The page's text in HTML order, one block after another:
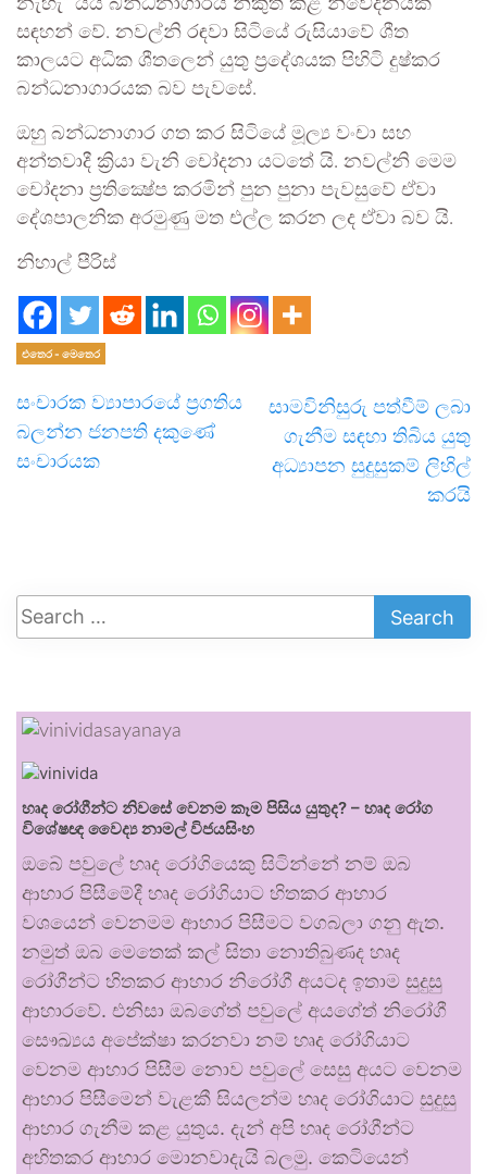
නැහැ” යයි බන්ධනාගාරය නිකුත් කළ නිවේදනයක
සඳහන් වේ. නවල්නි රඳවා සිටියේ රුසියාවේ ශීත
කාලයට අධික ශීතලෙන් යුතු ප්‍රදේශයක පිහිටි දුෂ්කර
බන්ධනාගාරයක බව පැවසේ.
ඔහු බන්ධනාගාර ගත කර සිටියේ මූල්‍ය වංචා සහ
අන්තවාදී ක්‍රියා වැනි චෝදනා යටතේ යි. නවල්නි මෙම
චෝදනා ප්‍රතික්‍ෂේප කරමින් පුන පුනා පැවසුවේ ඒවා
දේශපාලනික අරමුණු මත එල්ල කරන ලද ඒවා බව යි.
නිහාල් පීරිස්
එතෙර - මෙතෙර
සංචාරක ව්‍යාපාරයේ ප්‍රගතිය
බලන්න ජනපති දකුණේ
සංචාරයක
සාමවිනිසුරු පත්වීම් ලබා
ගැනීම සඳහා තිබිය යුතු
අධ්‍යාපන සුදුසුකම් ලිහිල්
කරයි
හෘද රෝගීන්ට නිවසේ වෙනම කෑම පිසිය යුතුද? – හෘද රෝග
විශේෂඥ වෛද්‍ය නාමල් විජයසිංහ
ඔබේ පවුලේ හෘද රෝගියෙකු සිටින්නේ නම් ඔබ
ආහාර පිසීමේදී හෘද රෝගියාට හිතකර ආහාර
වශයෙන් වෙනමම ආහාර පිසීමට වගබලා ගනු ඇත.
නමුත් ඔබ මෙතෙක් කල් සිතා නොතිබුණද හෘද
රෝගීන්ට හිතකර ආහාර නිරෝගී අයටද ඉතාම සුදුසු
ආහාරවේ. එනිසා ඔබගේත් පවුලේ අයගේත් නිරෝගී
සෞඛ්‍යය අපේක්ෂා කරනවා නම් හෘද රෝගියාට
වෙනම ආහාර පිසීම නොව පවුලේ සෙසු අයට වෙනම
ආහාර පිසීමෙන් වැළකී සියලන්ම හෘද රෝගියාට සුදුසු
ආහාර ගැනීම කළ යුතුය. දැන් අපි හෘද රෝගීන්ට
අහිතකර ආහාර මොනවාදැයි බලමු. කෙටියෙන්